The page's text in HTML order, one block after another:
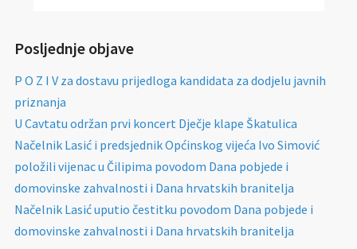
Posljednje objave
P O Z I V za dostavu prijedloga kandidata za dodjelu javnih
priznanja
U Cavtatu održan prvi koncert Dječje klape Škatulica
Načelnik Lasić i predsjednik Općinskog vijeća Ivo Simović
položili vijenac u Čilipima povodom Dana pobjede i
domovinske zahvalnosti i Dana hrvatskih branitelja
Načelnik Lasić uputio čestitku povodom Dana pobjede i
domovinske zahvalnosti i Dana hrvatskih branitelja